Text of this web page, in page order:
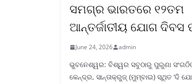
ସମଗ୍ର ଭାରତରେ ୧୨ତମ
ଆନ୍ତର୍ଜାତୀୟ ଯୋଗ ଦିବସ
June 24, 2026 admin
ଭୁବନେଶ୍ୱର: ବିଶ୍ୱର ସବୁଠାରୁ ପୁରୁଣା
କେନ୍ଦ୍ର, ସାନ୍ତାକ୍ରୁଜ୍ (ମୁମ୍ବାଇ) ସ୍ଥିତ ‘ଦି